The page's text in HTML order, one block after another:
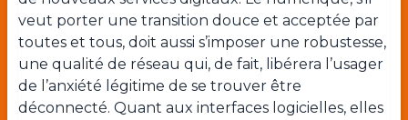
veut porter une transition douce et acceptée par
toutes et tous, doit aussi s’imposer une robustesse,
une qualité de réseau qui, de fait, libérera l’usager
de l’anxiété légitime de se trouver être
déconnecté. Quant aux interfaces logicielles, elles